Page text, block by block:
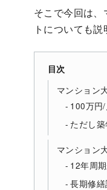
そこで今回は
トについても
目次
マンション
100万円
ただし
マンション
12年周
長期修